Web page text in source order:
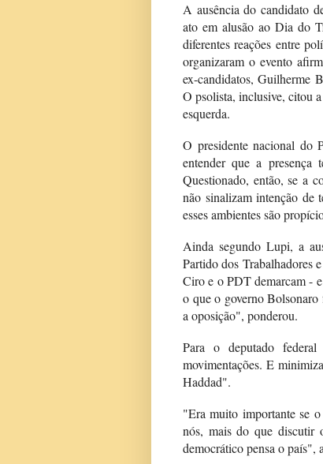
A ausência do candidato
ato em alusão ao Dia do
diferentes reações entre
organizaram o evento
ex-candidatos, Guilherme
O psolista, inclusive, citou
esquerda.
O presidente nacional do
entender que a presença
Questionado, então, se a
não sinalizam intenção de
esses ambientes são
Ainda segundo Lupi, a
Partido dos Trabalhadores
Ciro e o PDT demarcam -
o que o governo
a oposição", ponderou.
Para o deputado
movimentações. E
Haddad".
"Era muito importante se
nós, mais do que discutir
democrático pensa o país",